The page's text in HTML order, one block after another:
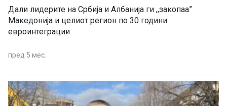
Дали лидерите на Србија и Албанија ги ,,закопаа”
Македонија и целиот регион по 30 години
евроинтеграции
пред 5 мес.